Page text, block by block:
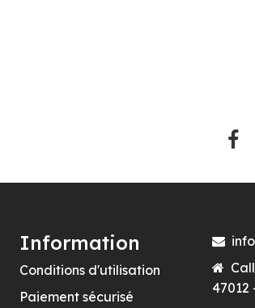
Information
Conditions d'utilisation
Paiement sécurisé
47012